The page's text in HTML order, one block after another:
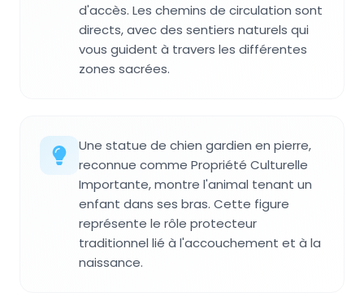
d'accès. Les chemins de circulation sont
directs, avec des sentiers naturels qui
vous guident à travers les différentes
zones sacrées.
Une statue de chien gardien en pierre,
reconnue comme Propriété Culturelle
Importante, montre l'animal tenant un
enfant dans ses bras. Cette figure
représente le rôle protecteur
traditionnel lié à l'accouchement et à la
naissance.